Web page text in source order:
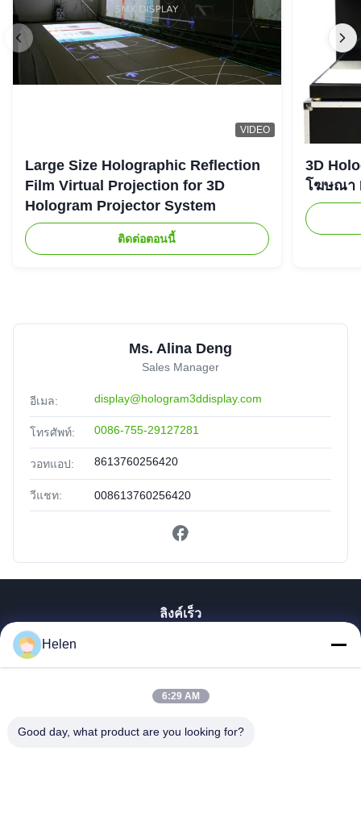
VIDEO
Large Size Holographic Reflection
Film Virtual Projection for 3D
Hologram Projector System
ติดต่อตอนนี้
3D
โฆษณา
Ms. Alina Deng
Sales Manager
อีเมล: display@hologram3ddisplay.com
โทรศัพท์: 0086-755-29127281
วอทแอป: 8613760256420
วีแชท: 008613760256420
ลิงค์เร็ว
สินค้า
เกี่ยวกับเรา
Helen
6:29 AM
Good day, what product are you looking for?